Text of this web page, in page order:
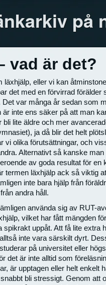
på
vad är det?
läxhjälp, eller vi kan
det med en förvirrad förälder
var många år sedan som
inte ens säker på att man
bli lite äldre och mer
ja då blir det helt
vi olika förutsättningar, och
Alternativt så kanske
av goda resultat för en
termen läxhjälp ack så viktig
inte bara hjälp från
andra håll.
använda sig av RUT-
vilket har fått mängden
spikrakt uppåt. Att få lite extra
inte vara särskilt dyrt.
på universitet eller
det är inte alltid som
är upptagen eller helt enkelt
bli stressigt. Genom att